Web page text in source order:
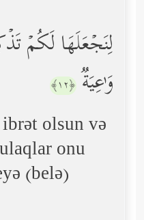
لِنَجۡعَلَهَا لَكُمۡ
وَ ٰ⁠عِیَةࣱ ﴿١٢﴾
olsun və
onu
(belə)